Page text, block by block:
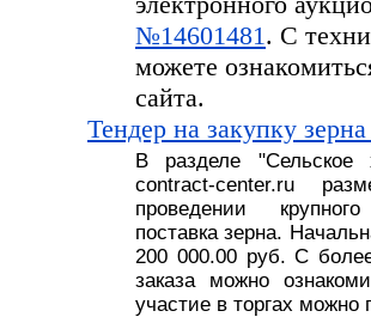
№14601481. С
можете
сайта.
Тендер на закупку
В разделе "Сельское
contract-center.ru
проведении
поставказерна. На
200 000.00 руб. С
заказа можно
участие в торгах можно